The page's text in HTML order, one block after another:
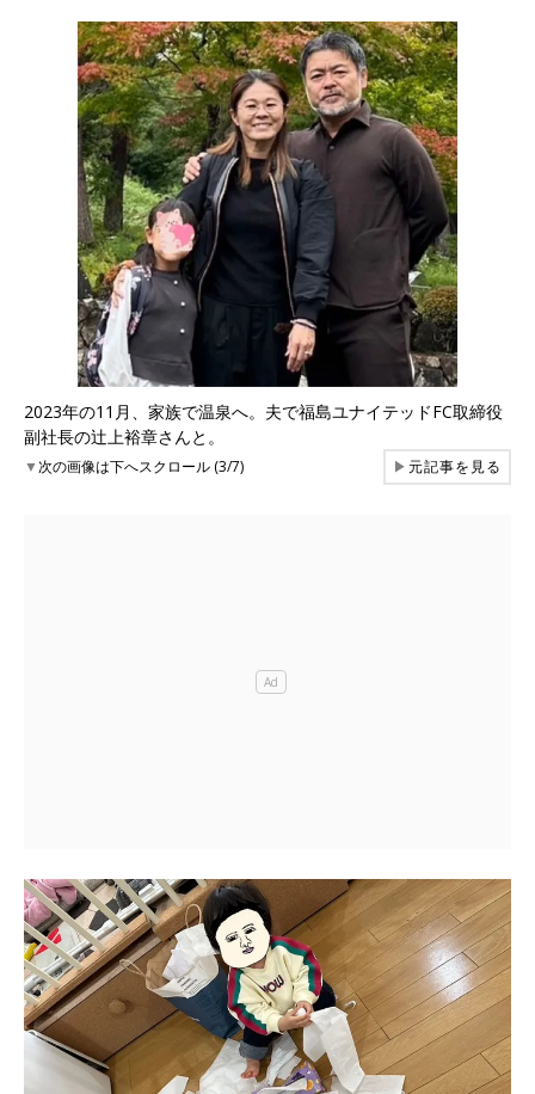
2023年の11月、家族で温泉へ。夫で福島ユナイテッドFC取締役
副社長の辻上裕章さんと。
▼次の画像は下へスクロール (3/7) ▶元記事を見る